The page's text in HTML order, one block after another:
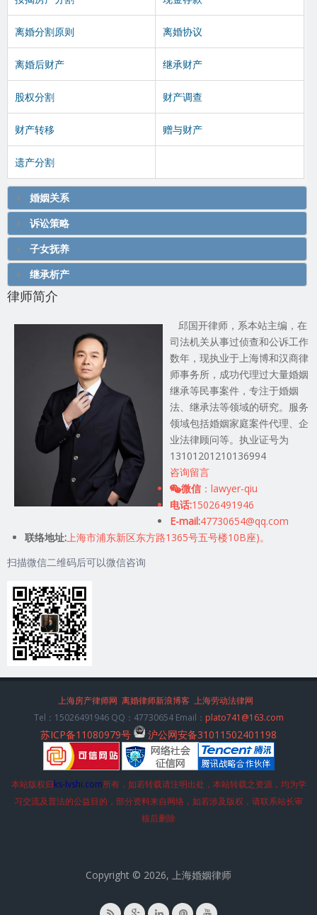
离婚分割原则 离婚协议
离婚后财产 继承财产
股权分割 财产调查
财产转移 赠与财产
遗产分割
婚姻关系
诉讼策略
子女抚养
继承析产
律师简介
邱国开律师，系本站主编，在
司法机关从事过侦查和公诉工作
数年，现执业于上海博和汉商律
师事务所，成功代理过大量婚姻
继承等民事案件，专注于婚姻
法、继承法等领域的研究。服务
领域包括婚姻家庭案件代理、企
业法律顾问等。执业证号为
13101201210136994
咨询留言
微信 ：lawyer-qiu
电话:15026491946
E-mail:47730654@qq.com
联络地址:上海市浦东新区东方路1365号五号楼10B座)。
扫描微信二维码后可以微信咨询
上海房产律师网 离婚律师新浪博客 上海劳动法律网
Tel：15026491946 QQ：47730654 Email： plato741@163.com
苏ICP备11080979号 沪公网安备31011502401198
本站版权归ks-lvshi.com所有，如若转载请注明出处，本站转载之资源，均为学
习交流及普法的公益目的，部分资料来自网络，如若涉及版权，请联系站长审
核后删除
Copyright © 2026, 上海婚姻律师